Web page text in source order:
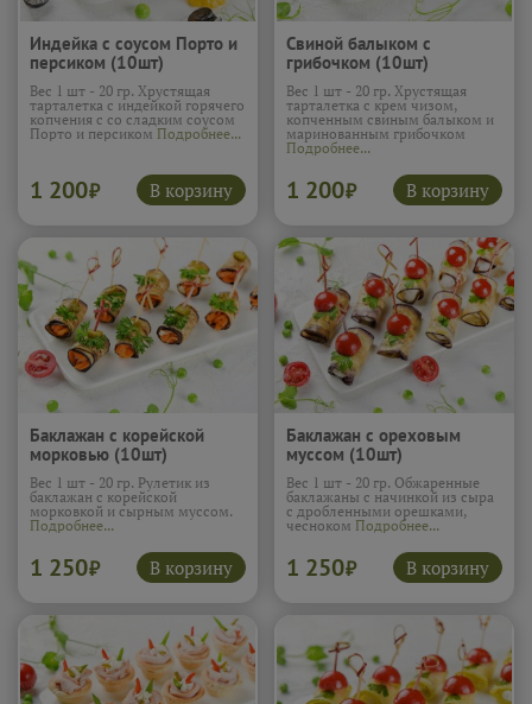
Индейка с соусом Порто и
персиком (10шт)
Вес 1 шт - 20 гр. Хрустящая
тарталетка с индейкой горячего
копчения с со сладким соусом
Порто и персиком Подробнее...
1 200₽ В корзину
Свиной балыком с
грибочком (10шт)
Вес 1 шт - 20 гр. Хрустящая
тарталетка с крем чизом,
копченным свиным балыком и
маринованным грибочком
Подробнее...
1 200₽ В корзину
Баклажан с корейской
морковью (10шт)
Вес 1 шт - 20 гр. Рулетик из
баклажан с корейской
морковкой и сырным муссом.
Подробнее...
1 250₽ В корзину
Баклажан с ореховым
муссом (10шт)
Вес 1 шт - 20 гр. Обжаренные
баклажаны с начинкой из сыра
с дробленными орешками,
чесноком Подробнее...
1 250₽ В корзину